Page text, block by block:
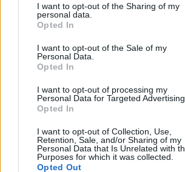
not limited to your visit or usage behaviour.
grant or deny consent to Google and its
use your data for below specified purposes
consent section.
I want to opt-out of the Sharing of my
personal data.
Opted In
I want to opt-out of the Sale of my
Personal Data.
Opted In
I want to opt-out of processing my
Personal Data for Targeted Advertising.
Opted In
I want to opt-out of Collection, Use,
Retention, Sale, and/or Sharing of my
Personal Data that Is Unrelated with
Purposes for which it was collected.
Opted Out
Gigantikus Attila szobor
Koppány torony: turáni
Budapesten
donkanyar•2011. június 22.
Magyar-japán közös határról